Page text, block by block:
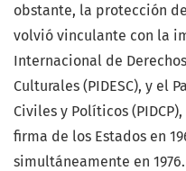
obstante, la protección
volvió vinculante con la
Internacional de
Culturales (PIDESC), y el
Civiles y Políticos
firma de los Estados en
simultáneamente en 1976.